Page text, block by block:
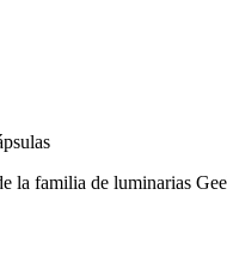
la familia de luminarias